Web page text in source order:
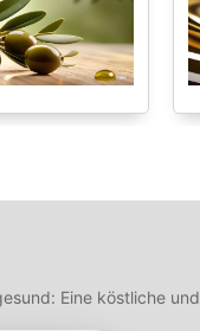
Eine köstliche und